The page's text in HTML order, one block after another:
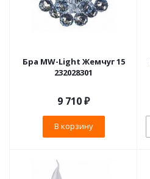
Бра MW-Light Жемчуг 15
232028301
9 710₽
В корзину